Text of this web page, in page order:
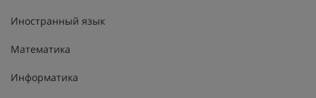
Иностранный язык
Математика
Информатика